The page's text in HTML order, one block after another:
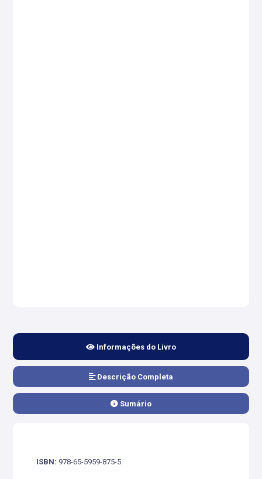
Informações do Livro
Descrição Completa
Sumário
ISBN: 978-65-5959-875-5